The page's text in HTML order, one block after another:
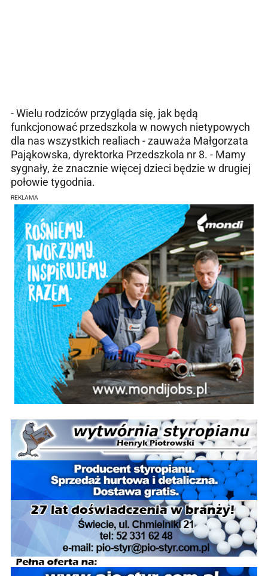
- Wielu rodziców przygląda się, jak będą
funkcjonować przedszkola w nowych nietypowych
dla nas wszystkich realiach - zauważa Małgorzata
Pająkowska, dyrektorka Przedszkola nr 8. - Mamy
sygnały, że znacznie więcej dzieci będzie w drugiej
połowie tygodnia.
REKLAMA